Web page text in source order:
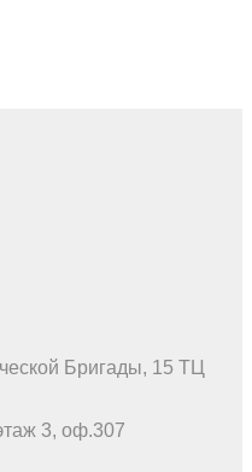
Бригады, 15 ТЦ
3, оф.307